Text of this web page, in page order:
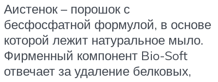
Аистенок – порошок с
бесфосфатной формулой, в основе
которой лежит натуральное мыло.
Фирменный компонент Bio-Soft
отвечает за удаление белковых,